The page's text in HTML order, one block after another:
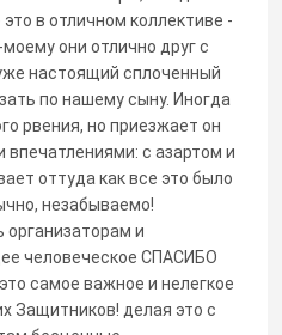
в отличном коллективе -
они отлично друг с
настоящий сплоченный
по нашему сыну. Иногда
рвения, но приезжает он
с азартом и
оттуда как все это было
незабываемо!
организаторам и
человеческое СПАСИБО
самое важное и нелегкое
Защитников! делая это с